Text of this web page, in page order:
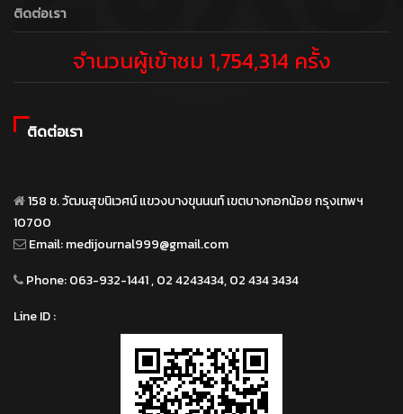
ติดต่อเรา
จำนวนผู้เข้าชม 1,754,314 ครั้ง
ติดต่อเรา
158 ซ. วัฒนสุขนิเวศน์ แขวงบางขุนนนท์ เขตบางกอกน้อย กรุงเทพฯ
10700
Email:medijournal999@gmail.com
Phone:063-932-1441 , 02 4243434, 02 434 3434
Line ID :